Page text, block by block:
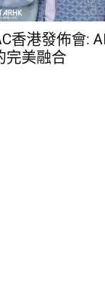
香港發佈會: AI
完美融合